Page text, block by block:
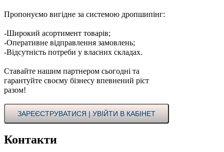
Пропонуємо вигідне за системою дропшипінг:
-Широкий асортимент товарів;
-Оперативне відправлення замовлень;
-Відсутність потреби у власних складах.
Ставайте нашим партнером сьогодні та
гарантуйте своєму бізнесу впевнений ріст
разом!
ЗАРЕЄСТРУВАТИСЯ | УВІЙТИ В КАБІНЕТ
Контакти